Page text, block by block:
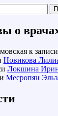
о
к записи
Новикова
Локшина
Месропян